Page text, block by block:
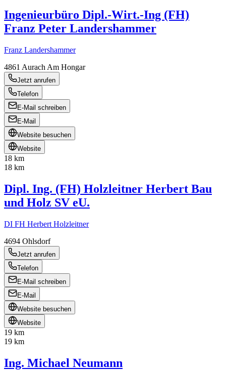
Ingenieurbüro Dipl.-Wirt.-Ing (FH)
Franz Peter Landershammer
Franz Landershammer
4861 Aurach Am Hongar
Jetzt anrufen
Telefon
E-Mail schreiben
E-Mail
Website besuchen
Website
18 km
18 km
Dipl. Ing. (FH) Holzleitner Herbert Bau
und Holz SV eU.
DI FH Herbert Holzleitner
4694 Ohlsdorf
Jetzt anrufen
Telefon
E-Mail schreiben
E-Mail
Website besuchen
Website
19 km
19 km
Ing. Michael Neumann